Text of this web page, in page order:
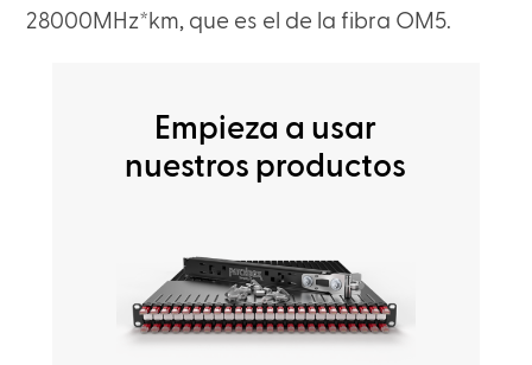
28000MHz*km, que es el de la fibra OM5.
Empieza a usar
nuestros productos